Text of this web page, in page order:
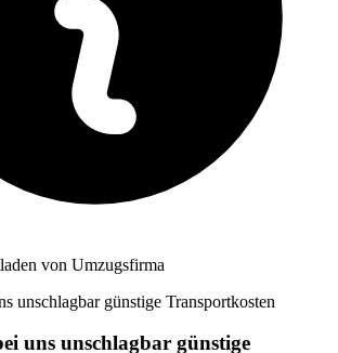
von Umzugsfirma
unschlagbar günstige Transportkosten
uns unschlagbar günstige